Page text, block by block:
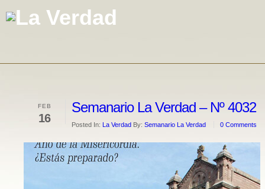
FEB
16
Semanario La Verdad – Nº 4032
Posted In: La Verdad By: Semanario La Verdad 0 Comments